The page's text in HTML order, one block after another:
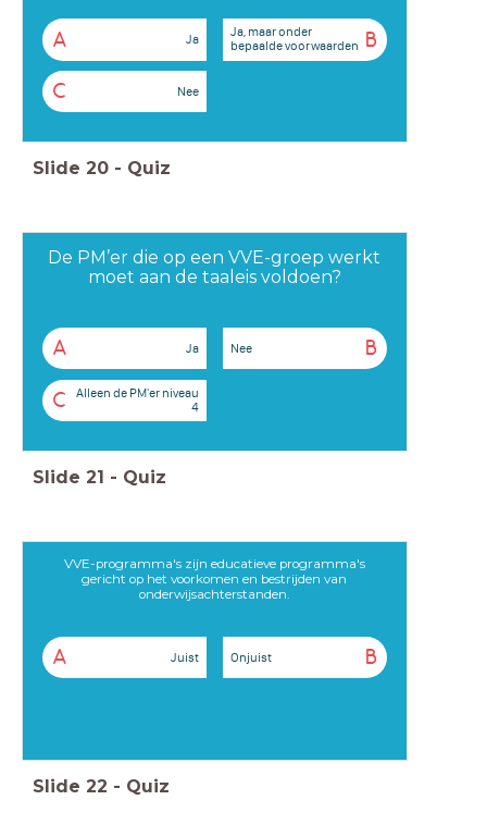
A Ja B
Ja, maar onder
bepaalde voorwaarden
C Nee
Slide 20 - Quiz
De PM’er die op een VVE-groep werkt
moet aan de taaleis voldoen?
A Ja B
Nee
C
Alleen de PM'er niveau
4
Slide 21 - Quiz
VVE-programma's zijn educatieve programma's
gericht op het voorkomen en bestrijden van
onderwijsachterstanden.
A Juist B
Onjuist
Slide 22 - Quiz